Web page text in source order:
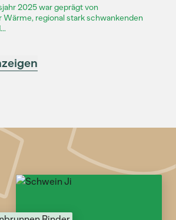
2025 war geprägt von
regional stark schwankenden